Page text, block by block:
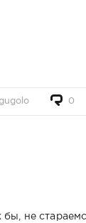
0
не